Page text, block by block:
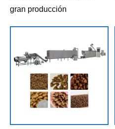
gran producción